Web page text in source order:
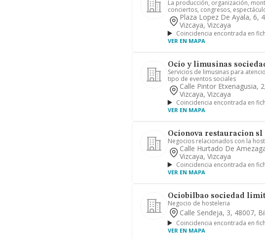
La producción, organización,
conciertos, congresos,
Plaza Lopez De Ayala, 6,
Vizcaya, Vizcaya
Coincidencia encontrada en
VER EN MAPA
Ocio y limusinas
Servicios de limusinas para
tipo de eventos sociales
Calle Pintor Etxenagusia,
Vizcaya, Vizcaya
Coincidencia encontrada en
VER EN MAPA
Ocionova restauracion sl
Negocios relacionados con la
Calle Hurtado De
Vizcaya, Vizcaya
Coincidencia encontrada en
VER EN MAPA
Ociobilbao sociedad
Negocio de hosteleria
Calle Sendeja, 3, 48007,
Coincidencia encontrada en
VER EN MAPA